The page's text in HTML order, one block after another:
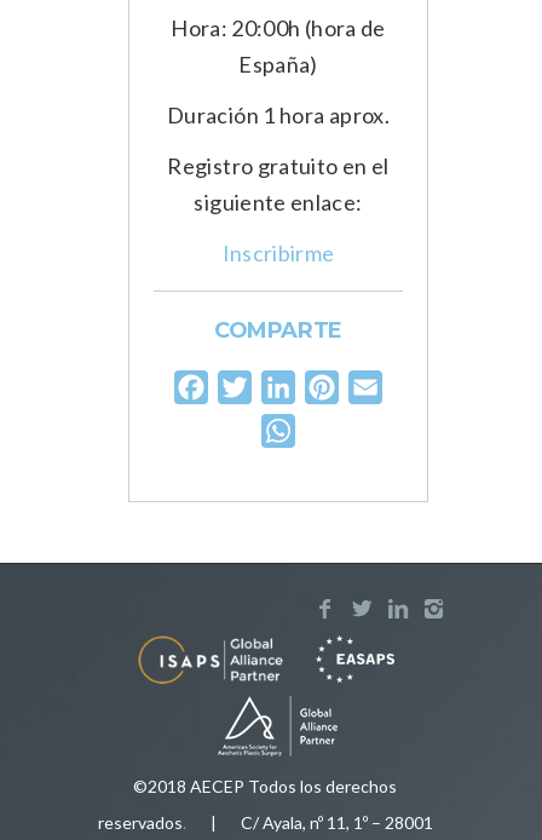
Hora: 20:00h (hora de
España)
Duración 1 hora aprox.
Registro gratuito en el
siguiente enlace:
Inscribirme
COMPARTE
FacebookTwitterLinkedInPinterest
©2018 AECEP Todos los derechos
reservados. | C/ Ayala, nº 11, 1º – 28001